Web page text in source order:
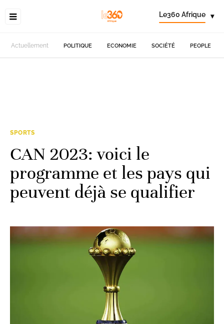
Le360 Afrique ▾
Actuellement POLITIQUE ECONOMIE SOCIÉTÉ PEOPLE
SPORTS
CAN 2023: voici le
programme et les pays qui
peuvent déjà se qualifier